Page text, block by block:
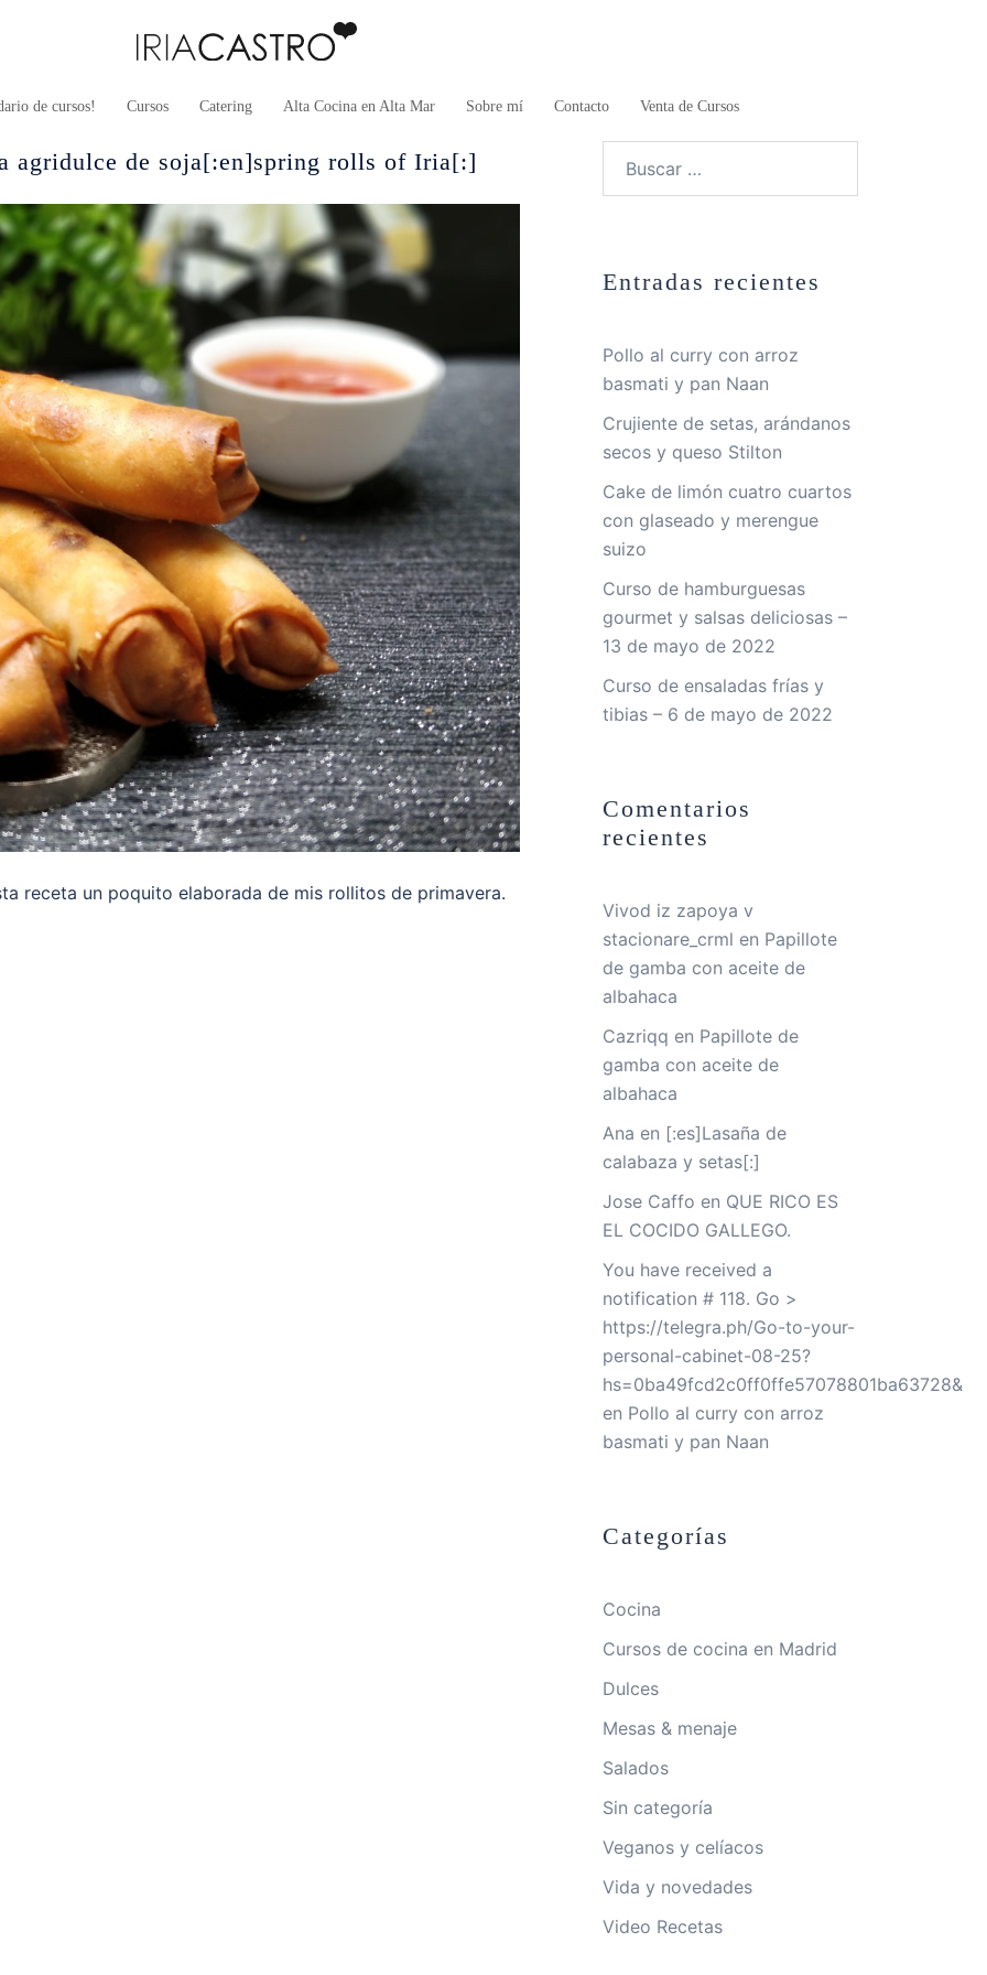
de cursos! Cursos Catering Alta Cocina en Alta Mar Sobre mí Contacto Venta de Cursos
agridulce de soja[:en]spring rolls of Iria[:]
receta un poquito elaborada de mis rollitos de primavera.
Entradas recientes
Pollo al curry con arroz
basmati y pan Naan
Crujiente de setas, arándanos
secos y queso Stilton
Cake de limón cuatro cuartos
con glaseado y merengue
suizo
Curso de hamburguesas
gourmet y salsas deliciosas –
13 de mayo de 2022
Curso de ensaladas frías y
tibias – 6 de mayo de 2022
Comentarios
recientes
Vivod iz zapoya v
stacionare_crml en Papillote
de gamba con aceite de
albahaca
Cazriqq en Papillote de
gamba con aceite de
albahaca
Ana en [:es]Lasaña de
calabaza y setas[:]
Jose Caffo en QUE RICO ES
EL COCIDO GALLEGO.
You have received a
notification # 118. Go >
https://telegra.ph/Go-to-your-
personal-cabinet-08-25?
hs=0ba49fcd2c0ff0ffe57078801ba63728&
en Pollo al curry con arroz
basmati y pan Naan
Categorías
Cocina
Cursos de cocina en Madrid
Dulces
Mesas & menaje
Salados
Sin categoría
Veganos y celíacos
Vida y novedades
Video Recetas